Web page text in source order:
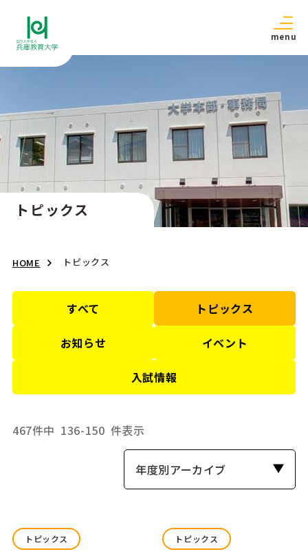
menu
トピックス
HOME トピックス
すべて トピックス
お知らせ イベント
入試情報
467件中 136-150 件表示
年度別アーカイブ
トピックス トピックス